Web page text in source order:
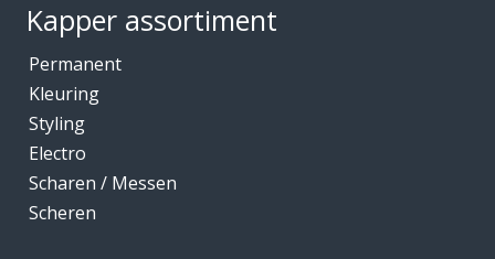
Kapper assortiment
Permanent
Kleuring
Styling
Electro
Scharen / Messen
Scheren